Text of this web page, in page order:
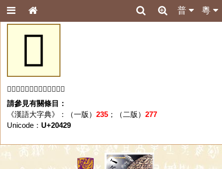
粵
普
𠐩
「𠐩」字未收錄於本資料庫。
請參見有關條目：
《漢語大字典》：（一版） 235；（二版） 277
Unicode： U+20429